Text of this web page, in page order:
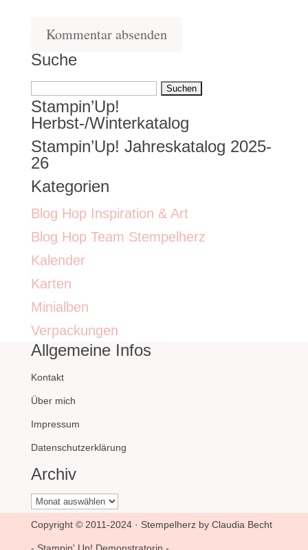
Suche
Suchen
nach:
Stampin’Up!
Herbst-/Winterkatalog
Stampin’Up! Jahreskatalog 2025-
26
Kategorien
Blog Hop Inspiration & Art
Blog Hop Team Stempelherz
Kalender
Karten
Minialben
Verpackungen
Allgemeine Infos
Kontakt
Über mich
Impressum
Datenschutzerklärung
Archiv
Archiv
Copyright © 2011-2024 · Stempelherz by Claudia Becht